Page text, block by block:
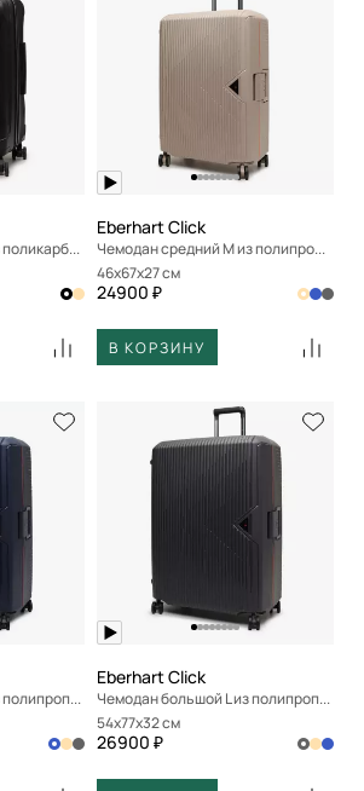
Чемодан большой L из поликарбоната
Eberhart Click
Чемодан средний M из полипропилена
46x67x27 см
24900 ₽
В КОРЗИНУ
Чемодан большой L из полипропилена
Eberhart Click
Чемодан большой L из полипропилена
54x77x32 см
26900 ₽